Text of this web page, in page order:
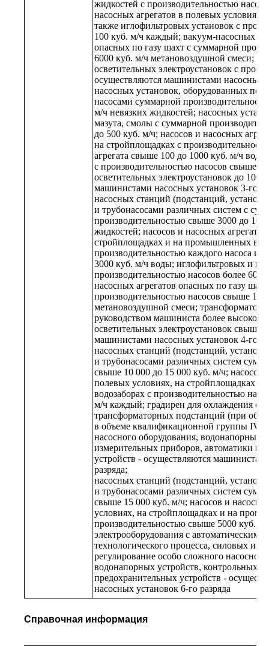
жидкостей с производительностью
насосных агрегатов в полевых условиях
также иглофильтровых установок с
100 куб. м/ч каждый; вакуум-насосных
опасных по газу шахт с суммарной
6000 куб. м/ч метановоздушной смеси;
осветительных электроустановок с
осуществляются машинистами насосных
насосных установок, оборудованных
насосами суммарной
м/ч невязких жидкостей; насосных
мазута, смолы с суммарной
до 500 куб. м/ч; насосов и насосных
на стройплощадках с
агрегата свыше 100 до 1000 куб. м/ч
с производительностью насосов свыше
осветительных электроустановок до
машинистами насосных установок 3-го
насосных станций (подстанций,
и трубонасосами различных систем с
производительностью свыше 3000 до 10
жидкостей; насосов и насосных
стройплощадках и на промышленных
производительностью каждого насоса
3000 куб. м/ч воды; иглофильтровых и
производительностью насосов более
насосных агрегатов опасных по газу
производительностью насосов свыше
метановоздушной смеси;
руководством машиниста более высокой
осветительных электроустановок свыше
машинистами насосных установок 4-го
насосных станций (подстанций,
и трубонасосами различных систем
свыше 10 000 до 15 000 куб. м/ч; насосов
полевых условиях, на стройплощадках
водозаборах с производительностью
м/ч каждый; градирен для охлаждения
трансформаторных подстанций (при
в объеме квалификационной группы IV),
насосного оборудования, водонапорных
измерительных приборов, автоматики и
устройств - осуществляются
разряда;
насосных станций (подстанций,
и трубонасосами различных систем
свыше 15 000 куб. м/ч; насосов и
условиях, на стройплощадках и на
производительностью свыше 5000 куб.
электрооборудования с автоматическим
технологического процесса, силовых и
регулирование особо сложного
водонапорных устройств, контрольных
предохранительных устройств -
насосных установок 6-го разряда
Справочная информация